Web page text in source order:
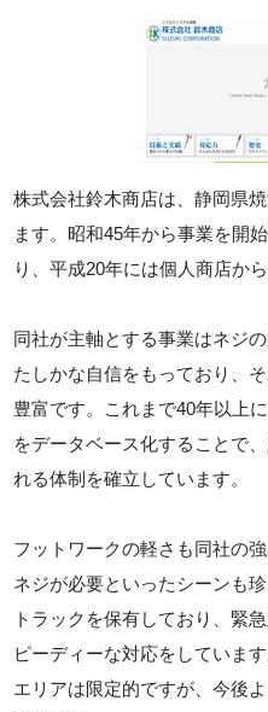
株式会社鈴木商店は、静岡県
ます。昭和45年から事業を開
り、平成20年には個人商店か
同社が主軸とする事業はネジ
たしかな自信をもっており、
豊富です。これまで40年以上
をデータベース化することで
れる体制を確立しています。
フットワークの軽さも同社の
ネジが必要といったシーンも
トラックを保有しており、緊
ピーディーな対応をしていま
エリアは限定的ですが、今後